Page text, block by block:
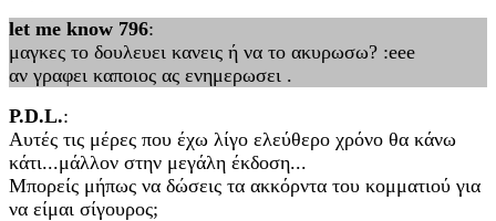
let me know 796:
μαγκες το δουλευει κανεις ή να το ακυρωσω? :eee
αν γραφει καποιος ας ενημερωσει .
P.D.L.:
Αυτές τις μέρες που έχω λίγο ελεύθερο χρόνο θα κάνω
κάτι...μάλλον στην μεγάλη έκδοση...
Μπορείς μήπως να δώσεις τα ακκόρντα του κομματιού για
να είμαι σίγουρος;